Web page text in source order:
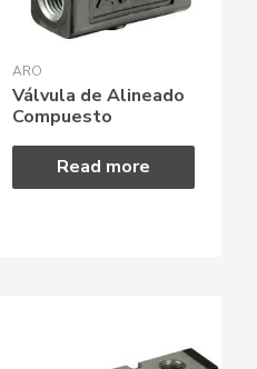
ARO
Válvula de Alineado
Compuesto
Read more